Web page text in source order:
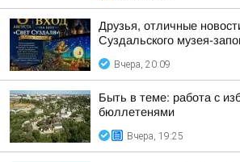
Друзья, отличные
Суздальского музея-
Вчера, 20:09
Быть в теме: работа с
бюллетенями
Вчера, 19:25